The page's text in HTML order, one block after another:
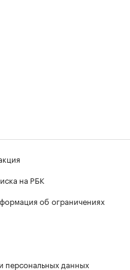
на РБК
об ограничениях
персональных данных